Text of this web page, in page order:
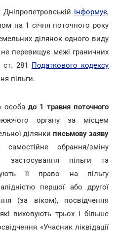
інформує,
на 1 січня поточного року
ділянок одного виду
перевищує межі граничних
281 Податкового кодексу
пільги.
особа до 1 травня поточного
органу за місцем
ділянки письмову заяву
обрання/зміну
застосування пільги та
її право на пільгу
першої або другої
(за віком), посвідчення
виховують трьох і більше
«Учасник ліквідації